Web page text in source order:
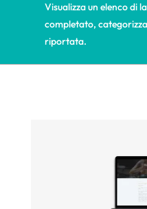
Visualizza un elenco di
completato,
riportata.